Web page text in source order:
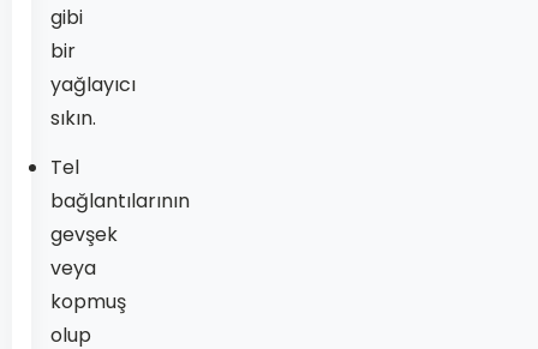
gibi
bir
yağlayıcı
sıkın.
Tel
bağlantılarının
gevşek
veya
kopmuş
olup